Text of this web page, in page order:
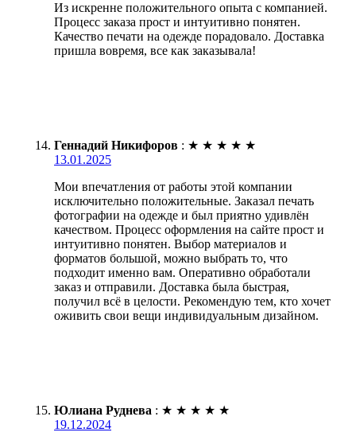
Из искренне положительного опыта с компанией.
Процесс заказа прост и интуитивно понятен.
Качество печати на одежде порадовало. Доставка
пришла вовремя, все как заказывала!
Геннадий Никифоров : ★ ★ ★ ★ ★
13.01.2025
Мои впечатления от работы этой компании
исключительно положительные. Заказал печать
фотографии на одежде и был приятно удивлён
качеством. Процесс оформления на сайте прост и
интуитивно понятен. Выбор материалов и
форматов большой, можно выбрать то, что
подходит именно вам. Оперативно обработали
заказ и отправили. Доставка была быстрая,
получил всё в целости. Рекомендую тем, кто хочет
оживить свои вещи индивидуальным дизайном.
Юлиана Руднева : ★ ★ ★ ★ ★
19.12.2024